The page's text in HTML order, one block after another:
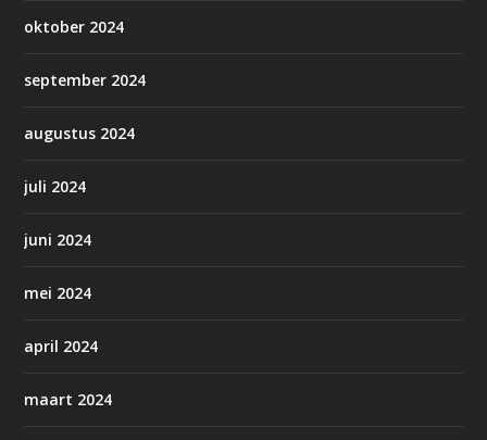
oktober 2024
september 2024
augustus 2024
juli 2024
juni 2024
mei 2024
april 2024
maart 2024